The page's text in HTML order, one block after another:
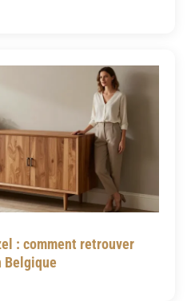
: comment retrouver
Belgique